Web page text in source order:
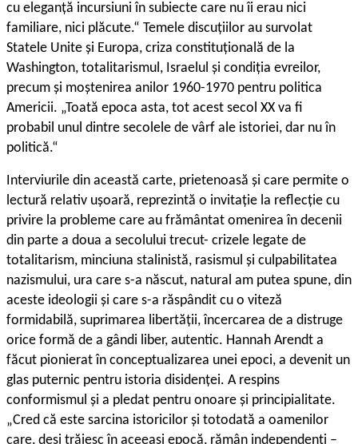
cu eleganță incursiuni în subiecte care nu îi erau nici
familiare, nici plăcute.“ Temele discuțiilor au survolat
Statele Unite și Europa, criza constituțională de la
Washington, totalitarismul, Israelul și condiția evreilor,
precum și moștenirea anilor 1960-1970 pentru politica
Americii. „Toată epoca asta, tot acest secol XX va fi
probabil unul dintre secolele de vârf ale istoriei, dar nu în
politică.“
Interviurile din această carte, prietenoasă și care permite o
lectură relativ ușoară, reprezintă o invitație la reflecție cu
privire la probleme care au frământat omenirea în decenii
din parte a doua a secolului trecut- crizele legate de
totalitarism, minciuna stalinistă, rasismul și culpabilitatea
nazismului, ura care s-a născut, natural am putea spune, din
aceste ideologii și care s-a răspândit cu o viteză
formidabilă, suprimarea libertății, încercarea de a distruge
orice formă de a gândi liber, autentic. Hannah Arendt a
făcut pionierat în conceptualizarea unei epoci, a devenit un
glas puternic pentru istoria disidenței. A respins
conformismul și a pledat pentru onoare și principialitate.
„Cred că este sarcina istoricilor și totodată a oamenilor
care, deși trăiesc în aceeași epocă, rămân independenți –